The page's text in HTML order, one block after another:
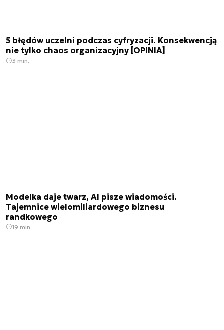
5 błędów uczelni podczas cyfryzacji. Konsekwencją
nie tylko chaos organizacyjny [OPINIA]
3 min.
Modelka daje twarz, AI pisze wiadomości.
Tajemnice wielomiliardowego biznesu
randkowego
19 min.